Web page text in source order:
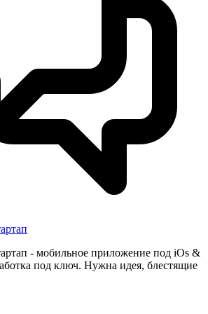
- мобильное приложение под iOs &
под ключ. Нужна идея, блестящие